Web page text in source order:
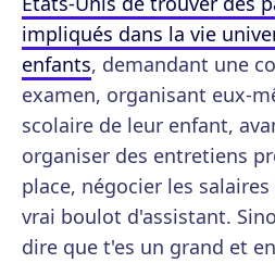
impliqués dans la vie
enfants, demandant une
examen, organisant eux-
scolaire de leur enfant,
organiser des entretiens
place, négocier les
vrai boulot d'assistant.
dire que t'es un grand et